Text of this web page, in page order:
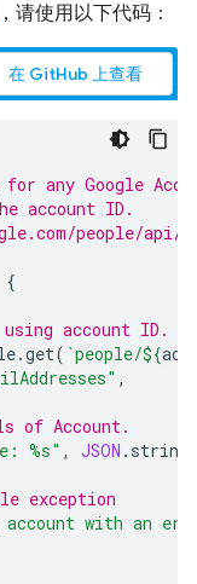
，请使用以下代码：
在 GitHub 上查看
any Google
account ID.
people/api/
{
account ID.
.get( `people/${
,
of Account.
%s" , JSON .
exception
with an